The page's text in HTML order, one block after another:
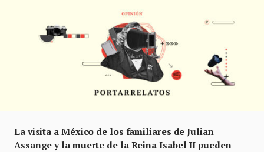
La visita a México de los familiares de Julian
Assange y la muerte de la Reina Isabel II pueden